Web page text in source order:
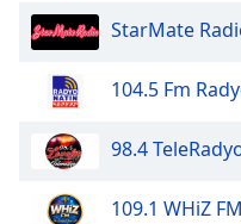
Opacity
Background
Color
Opacity
StarMate
104.5 Fm
98.4
109.1 WHiZ FM